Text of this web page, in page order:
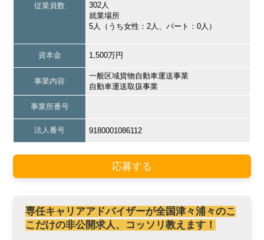
従業員数
302人
就業場所
5人（うち女性：2人、パート：0人）
資本金 1,500万円
事業内容
一般区域貨物自動車運送事業
自動車運送取扱事業
事業所番号
法人番号 9180001086112
応募する
専任キャリアアドバイザーが全国津々浦々のこ
こだけの非公開求人、コッソリ教えます！